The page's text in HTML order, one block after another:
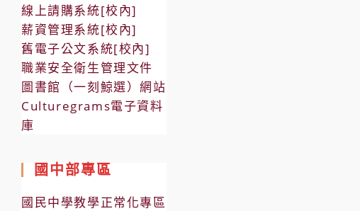
線上請購系統[校內]
薪資管理系統[校內]
舊電子公文系統[校內]
職業安全衛生管理文件
圖書館（一刻鯨選）網站
Culturegrams電子資料
庫
國中部專區
國民中學教學正常化專區